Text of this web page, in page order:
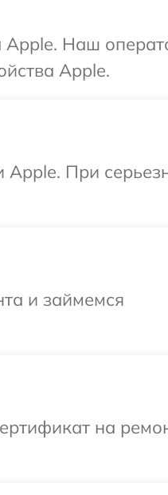
Apple. Наш
Apple.
Apple. При
и займемся
на